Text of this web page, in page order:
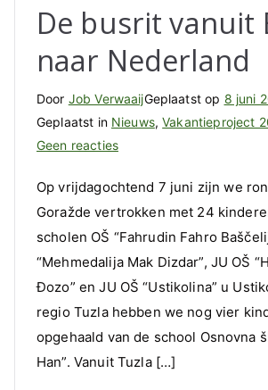
De busrit vanuit
naar Nederland
Door Job VerwaaijGeplaatst op 8 juni
Geplaatst in Nieuws,Vakantieproject
Geen reactiesop
busrit
vanuit
Bosnië
naar
Nederland
Op vrijdagochtend 7 juni zijn we
Goražde vertrokken met 24
scholen OŠ “Fahrudin Fahro
“Mehmedalija Mak Dizdar”, JU OŠ
Ðozo” en JU OŠ “Ustikolina” u
regio Tuzla hebben we nog vier
opgehaald van de school Osnovna
Han”. Vanuit Tuzla […]